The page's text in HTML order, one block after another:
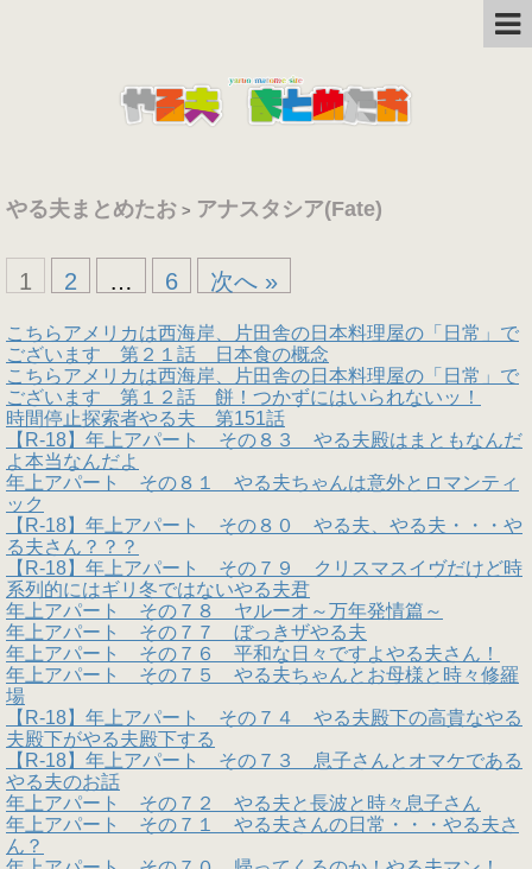
やる夫まとめたお > アナスタシア(Fate)
1 2 … 6 次へ »
こちらアメリカは西海岸、片田舎の日本料理屋の「日常」で
ございます 第２１話 日本食の概念
こちらアメリカは西海岸、片田舎の日本料理屋の「日常」で
ございます 第１２話 餅！つかずにはいられないッ！
時間停止探索者やる夫 第151話
【R-18】年上アパート その８３ やる夫殿はまともなんだ
よ本当なんだよ
年上アパート その８１ やる夫ちゃんは意外とロマンティ
ック
【R-18】年上アパート その８０ やる夫、やる夫・・・や
る夫さん？？？
【R-18】年上アパート その７９ クリスマスイヴだけど時
系列的にはギリ冬ではないやる夫君
年上アパート その７８ ヤルーオ～万年発情篇～
年上アパート その７７ ぼっきザやる夫
年上アパート その７６ 平和な日々ですよやる夫さん！
年上アパート その７５ やる夫ちゃんとお母様と時々修羅
場
【R-18】年上アパート その７４ やる夫殿下の高貴なやる
夫殿下がやる夫殿下する
【R-18】年上アパート その７３ 息子さんとオマケである
やる夫のお話
年上アパート その７２ やる夫と長波と時々息子さん
年上アパート その７１ やる夫さんの日常・・・やる夫さ
ん？